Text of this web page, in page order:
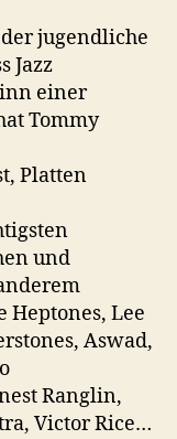
jugendliche
Jazz
einer
Tommy
Platten
und
Heptones, Lee
Aswad,
Ranglin,
Victor Rice…